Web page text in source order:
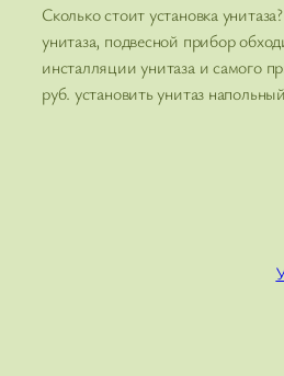
Сколько стоит установка
унитаза, подвесной прибор
инсталляции унитаза и самого
руб. установить унитаз